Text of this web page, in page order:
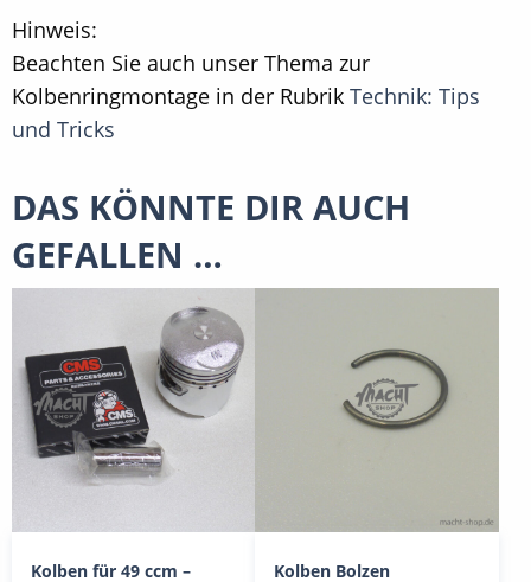
Hinweis:
Beachten Sie auch unser Thema zur
Kolbenringmontage in der Rubrik Technik: Tips
und Tricks
DAS KÖNNTE DIR AUCH
GEFALLEN …
Kolben für 49 ccm –
Kolben Bolzen